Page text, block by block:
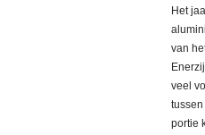
Het
van
veel
portie